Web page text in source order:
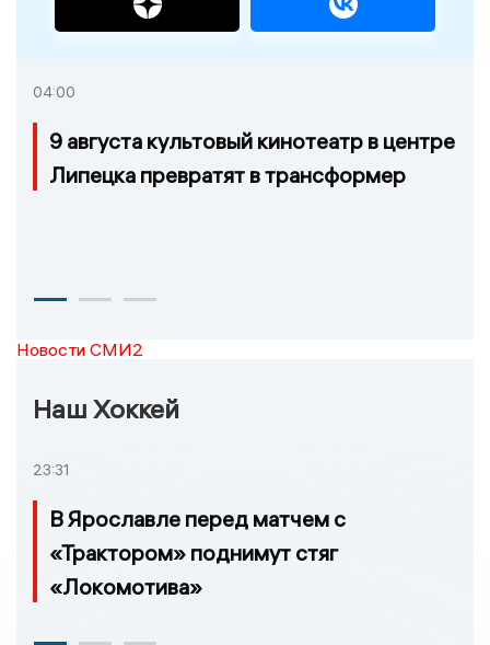
04:00
9 августа культовый кинотеатр в центре
Липецка превратят в трансформер
Новости СМИ2
Наш Хоккей
23:31
В Ярославле перед матчем с
«Трактором» поднимут стяг
«Локомотива»